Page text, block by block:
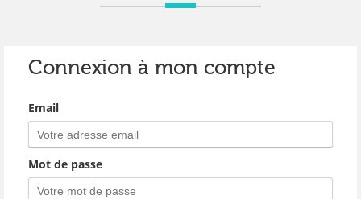
Connexion à mon compte
Email
Mot de passe